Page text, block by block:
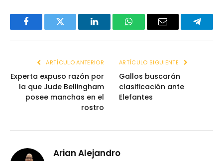
FacebookTwitter LinkedInWhatsAppEmail
ARTÍCULO ANTERIOR
Experta expuso razón por
la que Jude Bellingham
posee manchas en el
rostro
ARTÍCULO SIGUIENTE
Gallos buscarán
clasificación ante
Elefantes
Arian Alejandro